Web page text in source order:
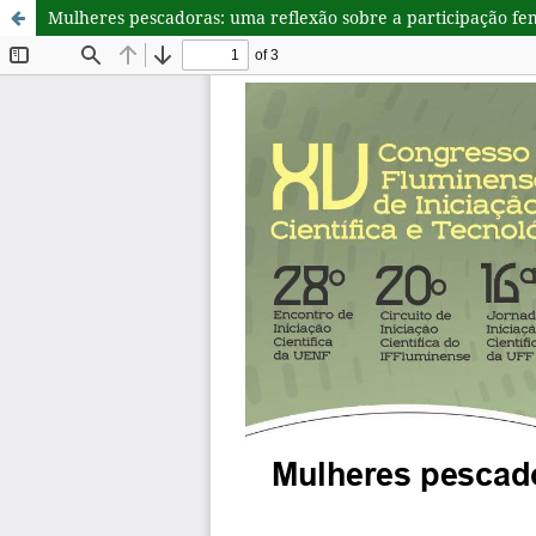
Mulheres pescadoras: uma reflexão sobre a participação